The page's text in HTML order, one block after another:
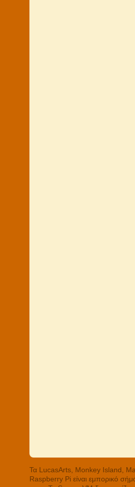
Τα LucasArts, Monkey Island,
Raspberry Pi είναι εμπορικό